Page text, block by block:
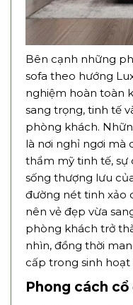
Bên cạnh những
sofa theo hướng
nghiệm hoàn toàn
sang trọng, tinh tế
phòng khách.
là nơi nghỉ ngơi mà
thẩm mỹ tinh tế, sự
sống thượng lưu
đường nét tinh xảo
nên vẻ đẹp vừa
phòng khách trở
nhìn, đồng thời
cấp trong sinh hoạt
Phong cách cổ